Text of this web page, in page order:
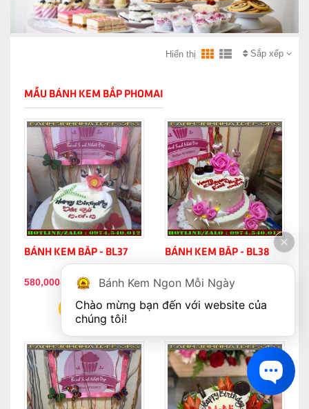
Sắp xếp
Hiển thị
MẪU BÁNH KEM BẮP PHOMAI
BÁNH KEM BẮP - BL37
580,000đ
BÁNH KEM BẮP - BL38
1,100,000đ
Bánh Kem Ngon Mỗi Ngày
Chào mừng bạn đến với website của
chúng tôi!